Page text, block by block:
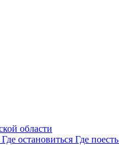
Где остановиться Где поесть